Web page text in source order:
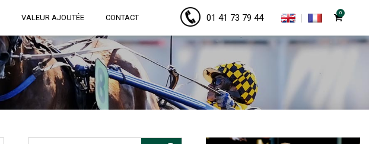
VALEUR AJOUTÉE CONTACT 01 41 73 79 44 0